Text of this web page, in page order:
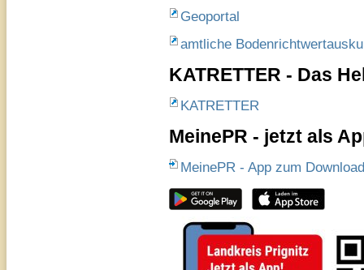
Geoportal
amtliche
KATRETTER - Das
KATRETTER
MeinePR - jetzt als
MeinePR - App zum Download